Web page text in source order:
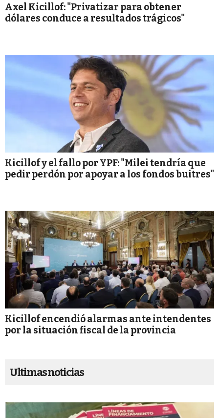
Axel Kicillof: "Privatizar para obtener
dólares conduce a resultados trágicos"
Kicillof y el fallo por YPF: "Milei tendría que
pedir perdón por apoyar a los fondos buitres"
Kicillof encendió alarmas ante intendentes
por la situación fiscal de la provincia
Ultimas noticias